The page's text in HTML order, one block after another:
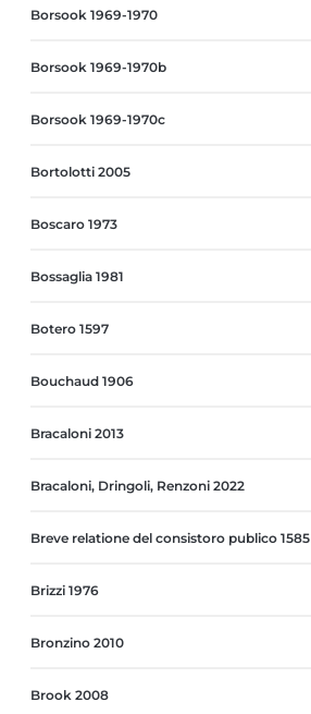
Borsook 1969-1970
Borsook 1969-1970b
Borsook 1969-1970c
Bortolotti 2005
Boscaro 1973
Bossaglia 1981
Botero 1597
Bouchaud 1906
Bracaloni 2013
Bracaloni, Dringoli, Renzoni 2022
Breve relatione del consistoro publico 1585
Brizzi 1976
Bronzino 2010
Brook 2008